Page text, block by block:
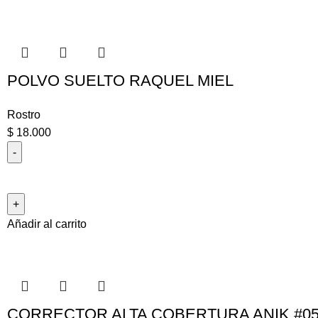
POLVO SUELTO RAQUEL MIEL
Rostro
$ 18.000
Añadir al carrito
CORRECTOR ALTA COBERTURA ANIK